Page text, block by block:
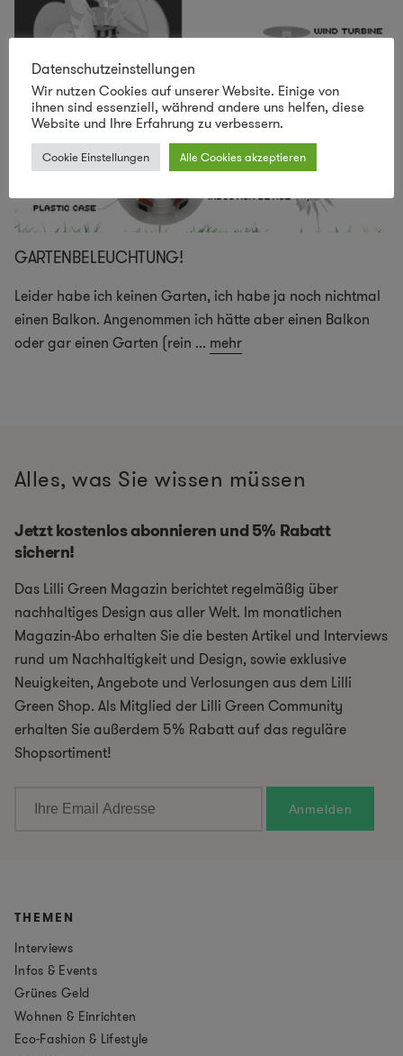
GARTENBELEUCHTUNG!
Leider habe ich keinen Garten, ich habe ja noch nichtmal
einen Balkon. Angenommen ich hätte aber einen Balkon
oder gar einen Garten (rein ... mehr
Alles, was Sie wissen müssen
Jetzt kostenlos abonnieren und 5% Rabatt
sichern!
Das Lilli Green Magazin berichtet regelmäßig über
nachhaltiges Design aus aller Welt. Im monatlichen
Magazin-Abo erhalten Sie die besten Artikel und Interviews
rund um Nachhaltigkeit und Design, sowie exklusive
Neuigkeiten, Angebote und Verlosungen aus dem Lilli
Green Shop. Als Mitglied der Lilli Green Community
erhalten Sie außerdem 5% Rabatt auf das reguläre
Shopsortiment!
THEMEN
Interviews
Infos & Events
Grünes Geld
Wohnen & Einrichten
Eco-Fashion & Lifestyle
Datenschutzeinstellungen
Wir nutzen Cookies auf unserer Website. Einige von
ihnen sind essenziell, während andere uns helfen, diese
Website und Ihre Erfahrung zu verbessern.
Cookie Einstellungen Alle Cookies akzeptieren